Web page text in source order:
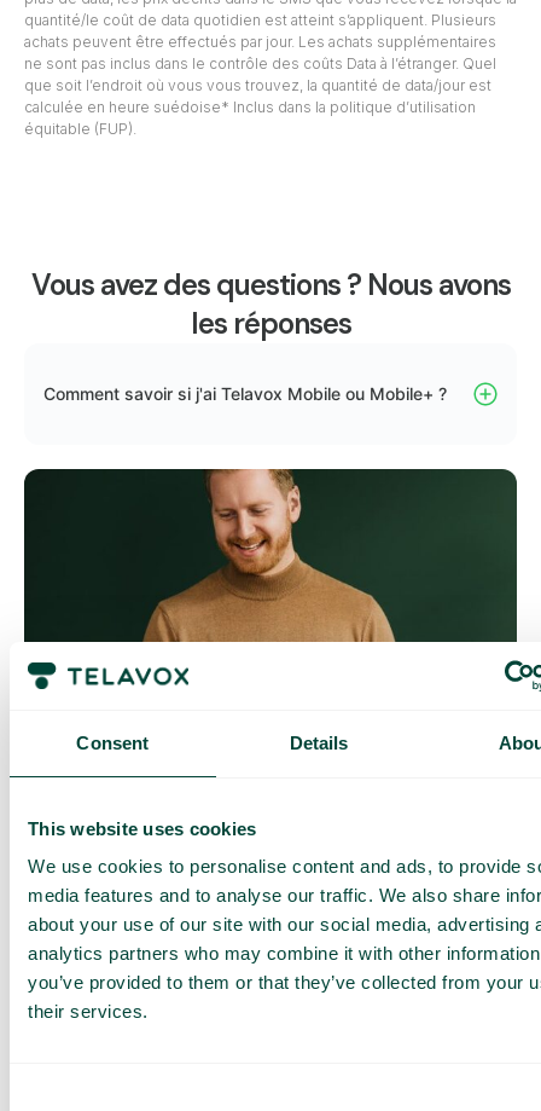
Consent Details
This website uses cookies
We use cookies to personalise content and ads, to provide
media features and to analyse our traffic. We also share
about your use of our site with our social media, advertising
analytics partners who may combine it with other
you’ve provided to them or that they’ve collected from your
their services.
quantité/le coût de data quotidien est atteint s’appliquent. Plusieurs
achats peuvent être effectués par jour. Les achats supplémentaires
ne sont pas inclus dans le contrôle des coûts Data à l’étranger. Quel
que soit l’endroit où vous vous trouvez, la quantité de data/jour est
calculée en heure suédoise* Inclus dans la politique d’utilisation
équitable (FUP).
Vous avez des questions ? Nous avons
les réponses
Comment savoir si j'ai Telavox Mobile ou Mobile+ ?
mieux contrôler vos coûts quotidiens lorsque vous surfez en
dehors de l’UE/EEE.
maximal prédéterminé. Une fois que vous avez consommé
cette quantité de data, vous recevez un SMS et avez la
possibilité d’acheter plus de data si nécessaire.
Comment ça marche